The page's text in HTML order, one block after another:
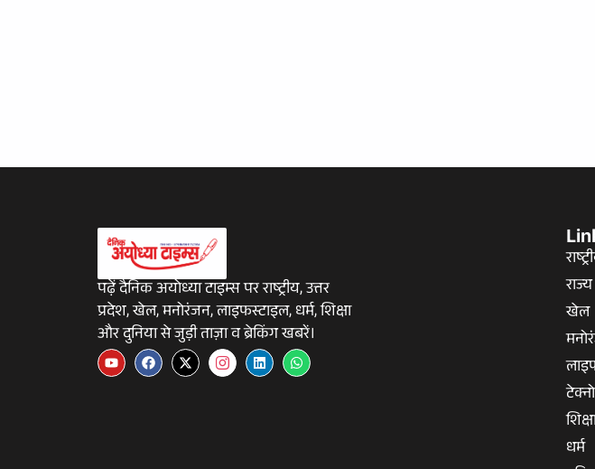
पढ़ें दैनिक अयोध्या टाइम्स पर राष्ट्रीय, उत्तर
प्रदेश, खेल, मनोरंजन, लाइफस्टाइल, धर्म, शिक्षा
और दुनिया से जुड़ी ताज़ा व ब्रेकिंग खबरें।
राज्य
खेल
धर्म